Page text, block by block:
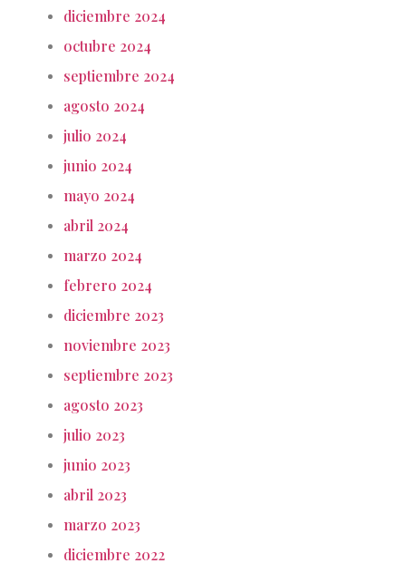
diciembre 2024
octubre 2024
septiembre 2024
agosto 2024
julio 2024
junio 2024
mayo 2024
abril 2024
marzo 2024
febrero 2024
diciembre 2023
noviembre 2023
septiembre 2023
agosto 2023
julio 2023
junio 2023
abril 2023
marzo 2023
diciembre 2022